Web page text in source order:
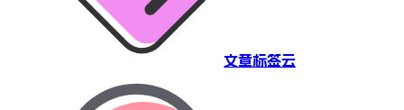
文章标签云